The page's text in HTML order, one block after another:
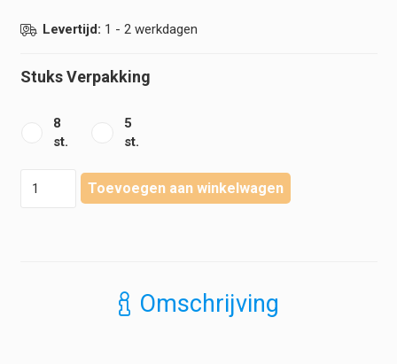
Levertijd: 1 - 2 werkdagen
Stuks Verpakking
8
st.
5
st.
Toevoegen aan winkelwagen
Omschrijving